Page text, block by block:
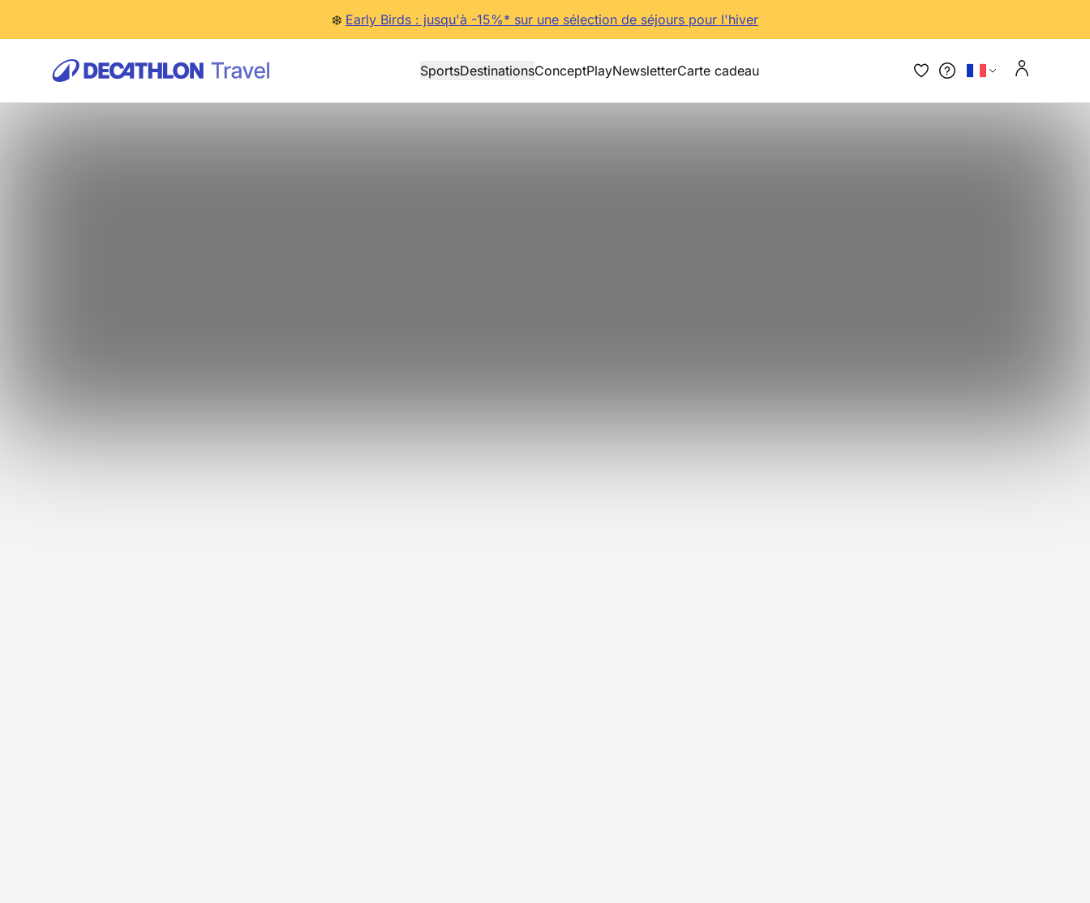
❄️ Early Birds : jusqu'à -15%* sur une sélection de séjours pour l'hiver
SportsDestinationsConceptPlayNewsletterCarte cadeau